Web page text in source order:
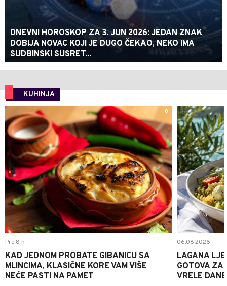
DNEVNI HOROSKOP ZA 3. JUN 2026: JEDAN ZNAK
DOBIJA NOVAC KOJI JE DUGO ČEKAO, NEKO IMA
SUDBINSKI SUSRET...
KUHINJA
0
Pre 8 h
KAD JEDNOM PROBATE GIBANICU SA
MLINCIMA, KLASIČNE KORE VAM VIŠE
NEĆE PASTI NA PAMET
06.08.2026.
LAGANA
GOTOVA ZA
VRELE DANE